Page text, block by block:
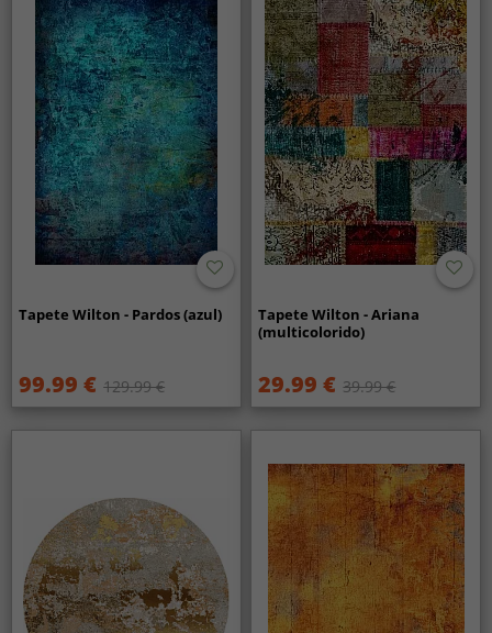
Tapete Wilton - Pardos (azul)
99.99 € 129.99 €
Tapete Wilton - Ariana
(multicolorido)
29.99 € 39.99 €